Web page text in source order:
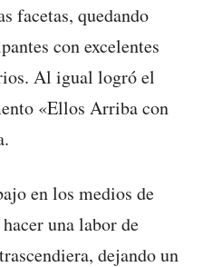
facetas, quedando
con excelentes
Al igual logró el
«Ellos Arriba con
en los medios de
una labor de
dejando un